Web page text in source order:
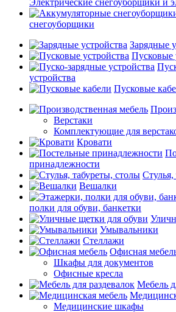
Электрические снегоуборщики и
снегоуборщики
Зарядные
Пусковые
устройства
Пусковые
Верстаки
Комплектующие для
Кровати
принадлежности
Вешалки
полки для обуви, банкетки
Умывальники
Стеллажи
Офисная
Шкафы для документов
Офисные кресла
Мебель
Медицинские шкафы